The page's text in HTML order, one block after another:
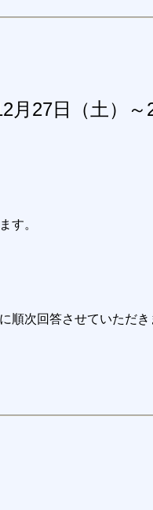
27日（土）～
す。
順次回答させていただき